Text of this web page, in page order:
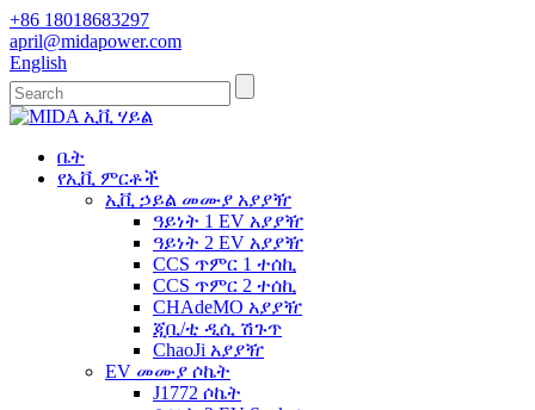
+86 18018683297
april@midapower.com
English
ቤት
የኢቪ ምርቶች
ኢቪ ኃይል መሙያ አያያዥ
ዓይነት 1 EV አያያዥ
ዓይነት 2 EV አያያዥ
CCS ጥምር 1 ተሰኪ
CCS ጥምር 2 ተሰኪ
CHAdeMO አያያዥ
ጂቢ/ቲ ዲሲ ሽጉጥ
ChaoJi አያያዥ
EV መሙያ ሶኬት
J1772 ሶኬት